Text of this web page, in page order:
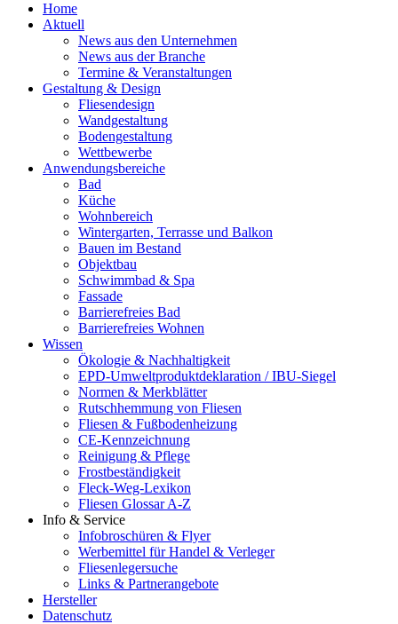
Home
Aktuell
News aus den Unternehmen
News aus der Branche
Termine & Veranstaltungen
Gestaltung & Design
Fliesendesign
Wandgestaltung
Bodengestaltung
Wettbewerbe
Anwendungsbereiche
Bad
Küche
Wohnbereich
Wintergarten, Terrasse und Balkon
Bauen im Bestand
Objektbau
Schwimmbad & Spa
Fassade
Barrierefreies Bad
Barrierefreies Wohnen
Wissen
Ökologie & Nachhaltigkeit
EPD-Umweltproduktdeklaration / IBU-Siegel
Normen & Merkblätter
Rutschhemmung von Fliesen
Fliesen & Fußbodenheizung
CE-Kennzeichnung
Reinigung & Pflege
Frostbeständigkeit
Fleck-Weg-Lexikon
Fliesen Glossar A-Z
Info & Service
Infobroschüren & Flyer
Werbemittel für Handel & Verleger
Fliesenlegersuche
Links & Partnerangebote
Hersteller
Datenschutz